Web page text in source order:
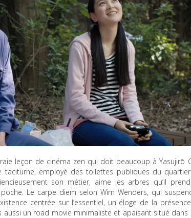
leçon de cinéma zen qui doit beaucoup à Yasujirō
taciturne, employé des toilettes publiques du
son métier, aime les arbres qu’il
Le carpe diem selon Wim Wenders, qui
centrée sur l’essentiel, un éloge de la
aussi un road movie minimaliste et apaisant situé dans